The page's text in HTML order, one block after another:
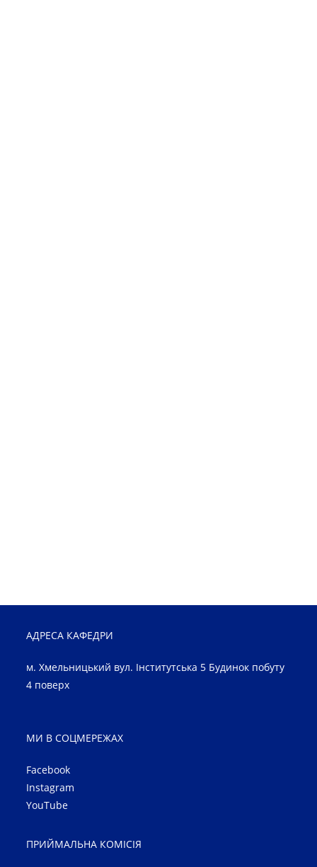
АДРЕСА КАФЕДРИ
м. Хмельницький вул. Інститутська 5 Будинок побуту
4 поверх
МИ В СОЦМЕРЕЖАХ
Facebook
Instagram
YouTube
ПРИЙМАЛЬНА КОМІСІЯ